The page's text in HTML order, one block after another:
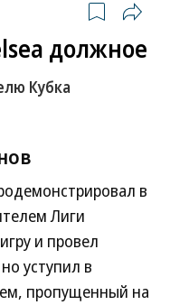
должное
Кубка
в
Лиги
и провел
уступил в
пропущенный на